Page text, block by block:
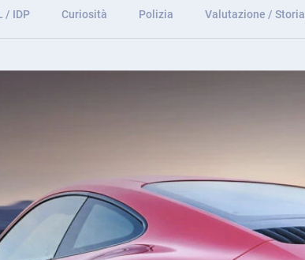
/ IDP Curiosità Polizia Valutazione / Storia